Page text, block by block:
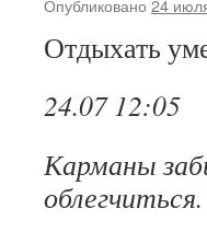
Опубликовано 24
Отдыхать
24.07 12:05
Карманы
облегчиться.